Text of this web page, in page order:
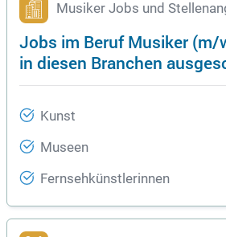
Musiker Jobs und
Jobs im Beruf Musiker
in diesen Branchen
Kunst
Museen
Fernsehkünstlerinnen